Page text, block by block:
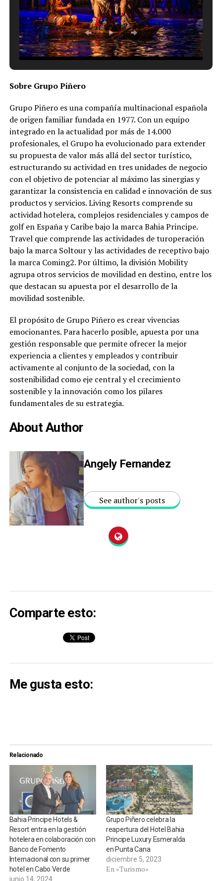
Sobre Grupo Piñero
Grupo Piñero es una compañía multinacional española
de origen familiar fundada en 1977. Con un equipo
integrado en la actualidad por más de 14.000
profesionales, el Grupo ha evolucionado para extender
su propuesta de valor más allá del sector turístico,
estructurando su actividad en tres unidades de negocio
con el objetivo de potenciar al máximo las sinergias y
garantizar la consistencia en calidad e innovación de sus
productos y servicios. Living Resorts comprende su
actividad hotelera, complejos residenciales y campos de
golf en España y Caribe bajo la marca Bahia Principe.
Travel que comprende las actividades de turoperación
bajo la marca Soltour y las actividades de receptivo bajo
la marca Coming2. Por último, la división Mobility
agrupa otros servicios de movilidad en destino, entre los
que destacan su apuesta por el desarrollo de la
movilidad sostenible.
El propósito de Grupo Piñero es crear vivencias
emocionantes. Para hacerlo posible, apuesta por una
gestión responsable que permite ofrecer la mejor
experiencia a clientes y empleados y contribuir
activamente al conjunto de la sociedad, con la
sostenibilidad como eje central y el crecimiento
sostenible y la innovación como los pilares
fundamentales de su estrategia.
About Author
Angely Fernandez
See author's posts
Comparte esto:
Me gusta esto:
Relacionado
Bahia Principe Hotels &
Resort entra en la gestión
hotelera en colaboración con
Banco de Fomento
Internacional con su primer
hotel en Cabo Verde
junio 14, 2024
Grupo Piñero celebra la
reapertura del Hotel Bahia
Principe Luxury Esmeralda
en Punta Cana
diciembre 5, 2023
En «Turismo»